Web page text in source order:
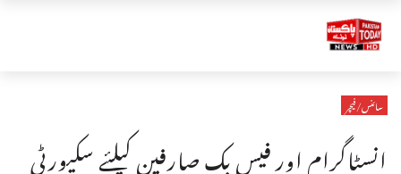
سائنس/فیچر
انسٹاگرام اور فیس بک صارفین کیلئے سکیورٹی